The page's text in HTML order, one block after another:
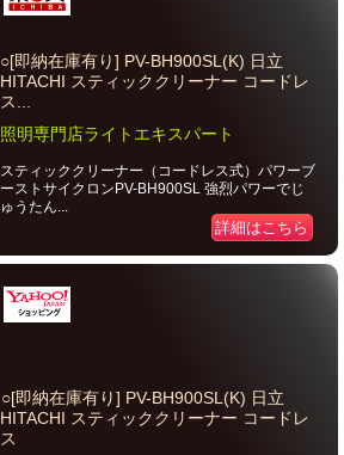
○[即納在庫有り] PV-BH900SL(K) 日立
HITACHI スティッククリーナー コードレ
ス...
照明専門店ライトエキスパート
スティッククリーナー（コードレス式）パワーブ
ーストサイクロンPV-BH900SL 強烈パワーでじ
ゅうたん...
詳細はこちら
○[即納在庫有り] PV-BH900SL(K) 日立
HITACHI スティッククリーナー コードレ
ス